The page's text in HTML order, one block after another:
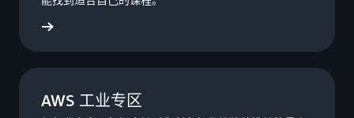
AWS 工业专区